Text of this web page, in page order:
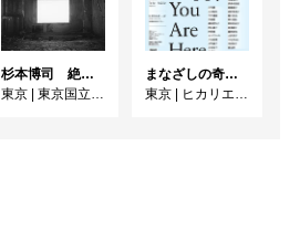
杉本博司 絶滅写真
東京
東京国立近代美術館
まなざしの奇跡 日本女性写真家の冒険
東京
ヒカリエホール